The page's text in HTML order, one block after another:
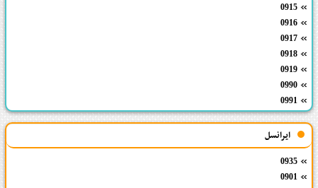
0915
0916
0917
0918
0919
0990
0991
ایرانسل
0935
0901